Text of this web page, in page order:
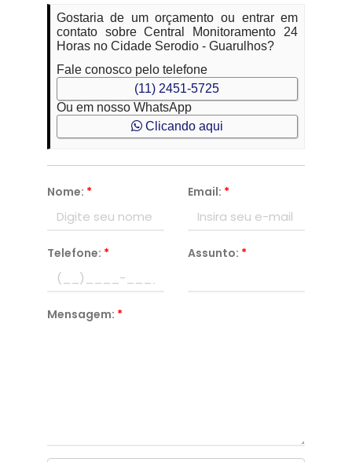
Gostaria de um orçamento ou entrar em
contato sobre Central Monitoramento 24
Horas no Cidade Serodio - Guarulhos?
Fale conosco pelo telefone
(11) 2451-5725
Ou em nosso WhatsApp
Clicando aqui
Nome: * Email: *
Telefone: * Assunto: *
Mensagem: *